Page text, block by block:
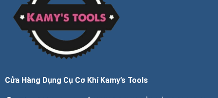
Cửa Hàng Dụng Cụ Cơ Khí Kamy’s Tools